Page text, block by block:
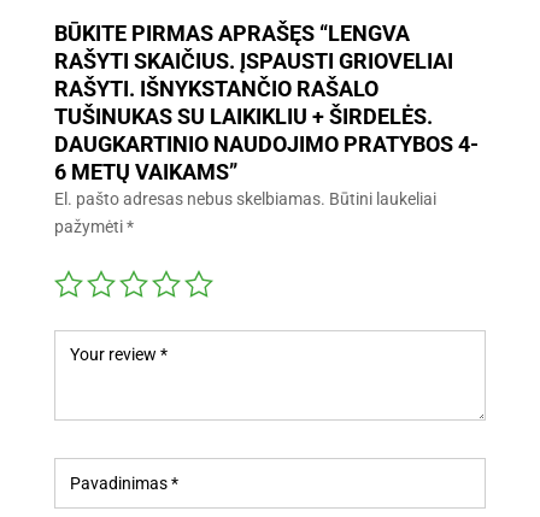
BŪKITE PIRMAS APRAŠĘS “LENGVA
RAŠYTI SKAIČIUS. ĮSPAUSTI GRIOVELIAI
RAŠYTI. IŠNYKSTANČIO RAŠALO
TUŠINUKAS SU LAIKIKLIU + ŠIRDELĖS.
DAUGKARTINIO NAUDOJIMO PRATYBOS 4-
6 METŲ VAIKAMS”
El. pašto adresas nebus skelbiamas. Būtini laukeliai
pažymėti*